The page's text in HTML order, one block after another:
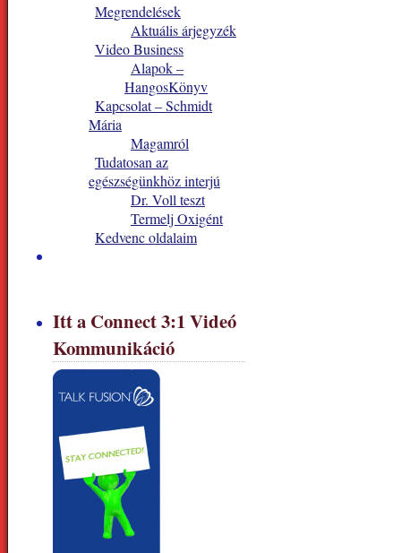
Megrendelések
Aktuális árjegyzék
Video Business
Alapok –
HangosKönyv
Kapcsolat – Schmidt
Mária
Magamról
Tudatosan az
egészségünkhöz interjú
Dr. Voll teszt
Termelj Oxigént
Kedvenc oldalaim
Itt a Connect 3:1 Videó
Kommunikáció